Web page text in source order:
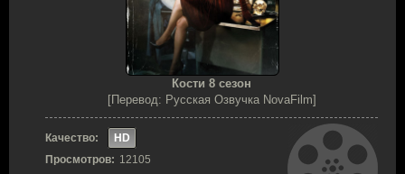
Кости 8 сезон
[Перевод: Русская Озвучка NovaFilm]
Качество:
HD
Просмотров: 12105